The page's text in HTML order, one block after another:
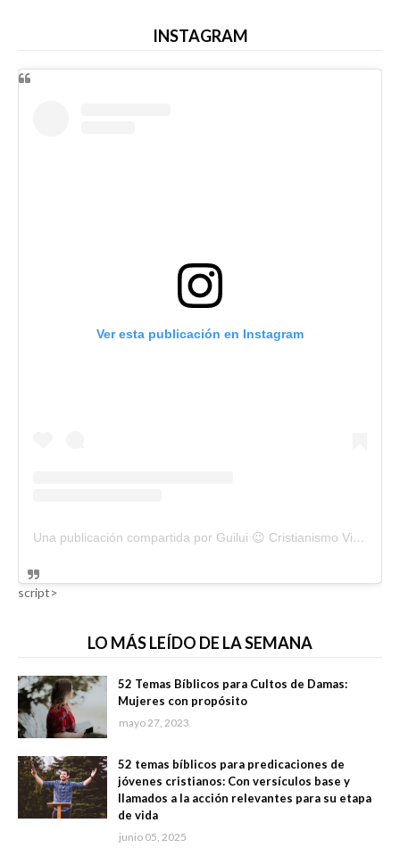
INSTAGRAM
Ver esta publicación en Instagram
Una publicación compartida por Guilui 😉 Cristianismo Viral (@guiluiviral)
script>
LO MÁS LEÍDO DE LA SEMANA
52 Temas Bíblicos para Cultos de Damas:
Mujeres con propósito
mayo 27, 2023
52 temas bíblicos para predicaciones de
jóvenes cristianos: Con versículos base y
llamados a la acción relevantes para su etapa
de vida
junio 05, 2025